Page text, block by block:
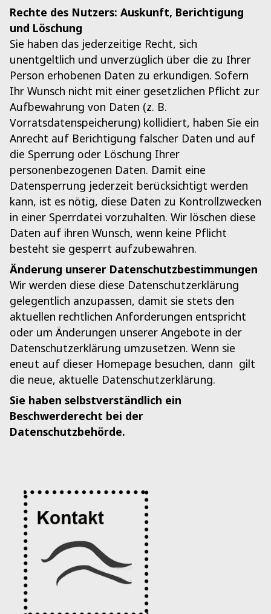
Rechte des Nutzers: Auskunft, Berichtigung
und Löschung
Sie haben das jederzeitige Recht, sich
unentgeltlich und unverzüglich über die zu Ihrer
Person erhobenen Daten zu erkundigen. Sofern
Ihr Wunsch nicht mit einer gesetzlichen Pflicht zur
Aufbewahrung von Daten (z. B.
Vorratsdatenspeicherung) kollidiert, haben Sie ein
Anrecht auf Berichtigung falscher Daten und auf
die Sperrung oder Löschung Ihrer
personenbezogenen Daten. Damit eine
Datensperrung jederzeit berücksichtigt werden
kann, ist es nötig, diese Daten zu Kontrollzwecken
in einer Sperrdatei vorzuhalten. Wir löschen diese
Daten auf ihren Wunsch, wenn keine Pflicht
besteht sie gesperrt aufzubewahren.
Änderung unserer Datenschutzbestimmungen
Wir werden diese diese Datenschutzerklärung
gelegentlich anzupassen, damit sie stets den
aktuellen rechtlichen Anforderungen entspricht
oder um Änderungen unserer Angebote in der
Datenschutzerklärung umzusetzen. Wenn sie
eneut auf dieser Homepage besuchen, dann gilt
die neue, aktuelle Datenschutzerklärung.
Sie haben selbstverständlich ein
Beschwerderecht bei der
Datenschutzbehörde.